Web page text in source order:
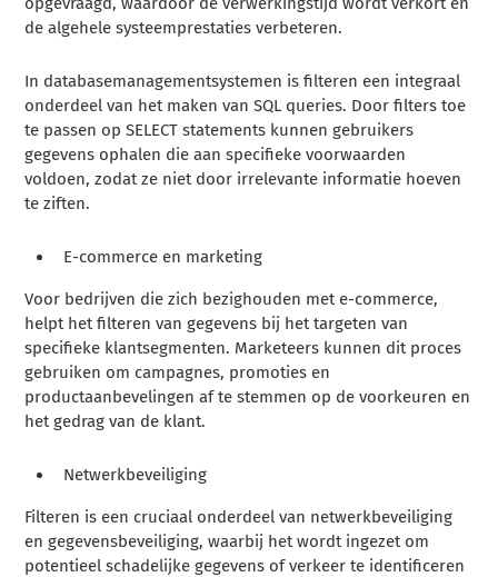
de algehele systeemprestaties verbeteren.
In databasemanagementsystemen is filteren een integraal
onderdeel van het maken van SQL queries. Door filters toe
te passen op SELECT statements kunnen gebruikers
gegevens ophalen die aan specifieke voorwaarden
voldoen, zodat ze niet door irrelevante informatie hoeven
te ziften.
E-commerce en marketing
Voor bedrijven die zich bezighouden met e-commerce,
helpt het filteren van gegevens bij het targeten van
specifieke klantsegmenten. Marketeers kunnen dit proces
gebruiken om campagnes, promoties en
productaanbevelingen af te stemmen op de voorkeuren en
het gedrag van de klant.
Netwerkbeveiliging
Filteren is een cruciaal onderdeel van netwerkbeveiliging
en gegevensbeveiliging, waarbij het wordt ingezet om
potentieel schadelijke gegevens of verkeer te identificeren